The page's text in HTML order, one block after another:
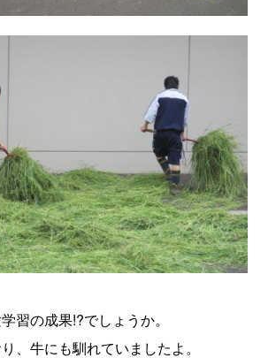
習の成果!?でしょうか。
、牛にも馴れていましたよ。